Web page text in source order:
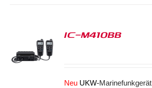
IC-M410BB
Neu UKW-Marinefunkgerät